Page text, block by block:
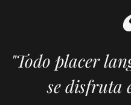
"Todo placer
se disfruta